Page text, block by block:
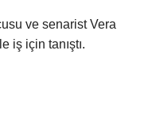
ve senarist Vera
iş için tanıştı.